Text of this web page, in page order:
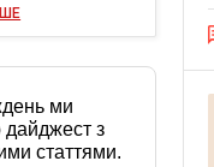
ми
дайджест з
статтями.